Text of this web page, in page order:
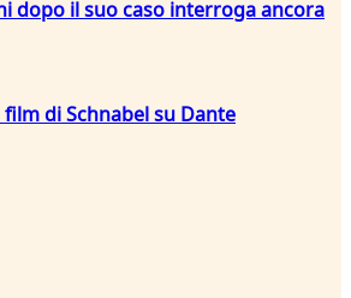
dopo il suo caso interroga ancora
di Schnabel su Dante